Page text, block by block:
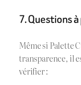
7. Questions
Même si Palette
transparence, il
vérifier :